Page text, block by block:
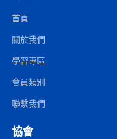
首頁
關於我們
學習專區
會員類別
聯繫我們
協會